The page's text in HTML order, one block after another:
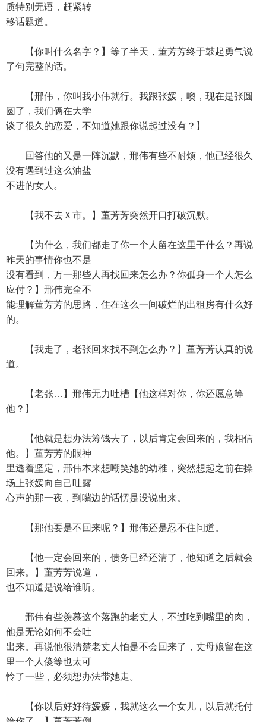
质特别无语，赶紧转
移话题道。
【你叫什么名字？】等了半天，董芳芳终于鼓起勇气说
了句完整的话。
【邢伟，你叫我小伟就行。我跟张媛，噢，现在是张圆
圆了，我们俩在大学
谈了很久的恋爱，不知道她跟你说起过没有？】
回答他的又是一阵沉默，邢伟有些不耐烦，他已经很久
没有遇到过这么油盐
不进的女人。
【我不去Ｘ市。】董芳芳突然开口打破沉默。
【为什么，我们都走了你一个人留在这里干什么？再说
昨天的事情你也不是
没有看到，万一那些人再找回来怎么办？你孤身一个人怎么
应付？】邢伟完全不
能理解董芳芳的思路，住在这么一间破烂的出租房有什么好
的。
【我走了，老张回来找不到怎么办？】董芳芳认真的说
道。
【老张…】邢伟无力吐槽【他这样对你，你还愿意等
他？】
【他就是想办法筹钱去了，以后肯定会回来的，我相信
他。】董芳芳的眼神
里透着坚定，邢伟本来想嘲笑她的幼稚，突然想起之前在操
场上张媛向自己吐露
心声的那一夜，到嘴边的话愣是没说出来。
【那他要是不回来呢？】邢伟还是忍不住问道。
【他一定会回来的，债务已经还清了，他知道之后就会
回来。】董芳芳说道，
也不知道是说给谁听。
邢伟有些羡慕这个落跑的老丈人，不过吃到嘴里的肉，
他是无论如何不会吐
出来。再说他很清楚老丈人怕是不会回来了，丈母娘留在这
里一个人傻等也太可
怜了一些，必须想办法带她走。
【你以后好好待媛媛，我就这么一个女儿，以后就托付